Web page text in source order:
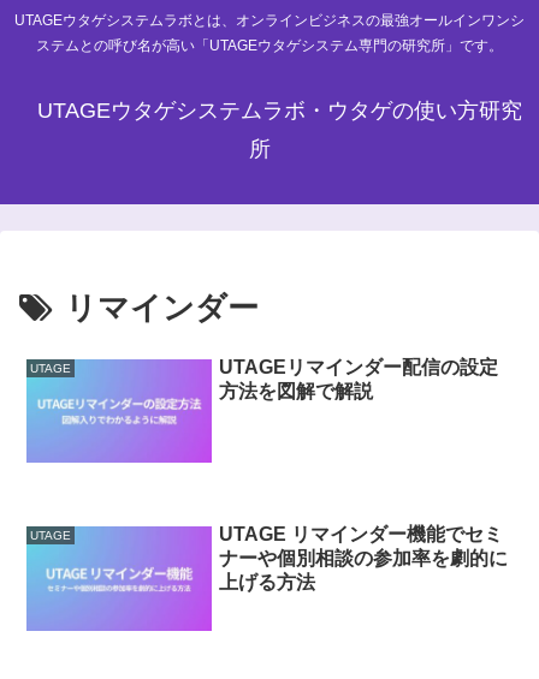
UTAGEウタゲシステムラボとは、オンラインビジネスの最強オールインワンシ
ステムとの呼び名が高い「UTAGEウタゲシステム専門の研究所」です。
UTAGEウタゲシステムラボ・ウタゲの使い方研究
所
リマインダー
UTAGE
UTAGEリマインダー配信の設定
方法を図解で解説
UTAGE
UTAGE リマインダー機能でセミ
ナーや個別相談の参加率を劇的に
上げる方法